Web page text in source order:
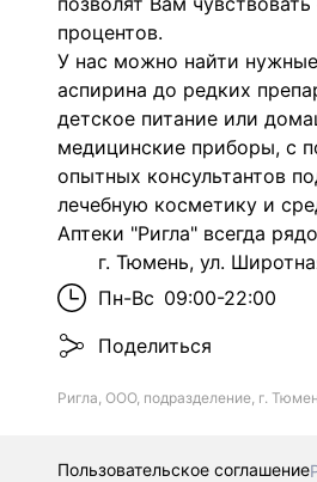
процентов.
У нас можно найти нужные
аспирина до редких
детское питание или
медицинские приборы, с
опытных консультантов
лечебную косметику и
Аптеки "Ригла" всегда
г. Тюмень, ул.
Пн-Вс 09:00-22:00
Поделиться
Ригла, ООО, подразделение, г.
Пользовательское соглашение